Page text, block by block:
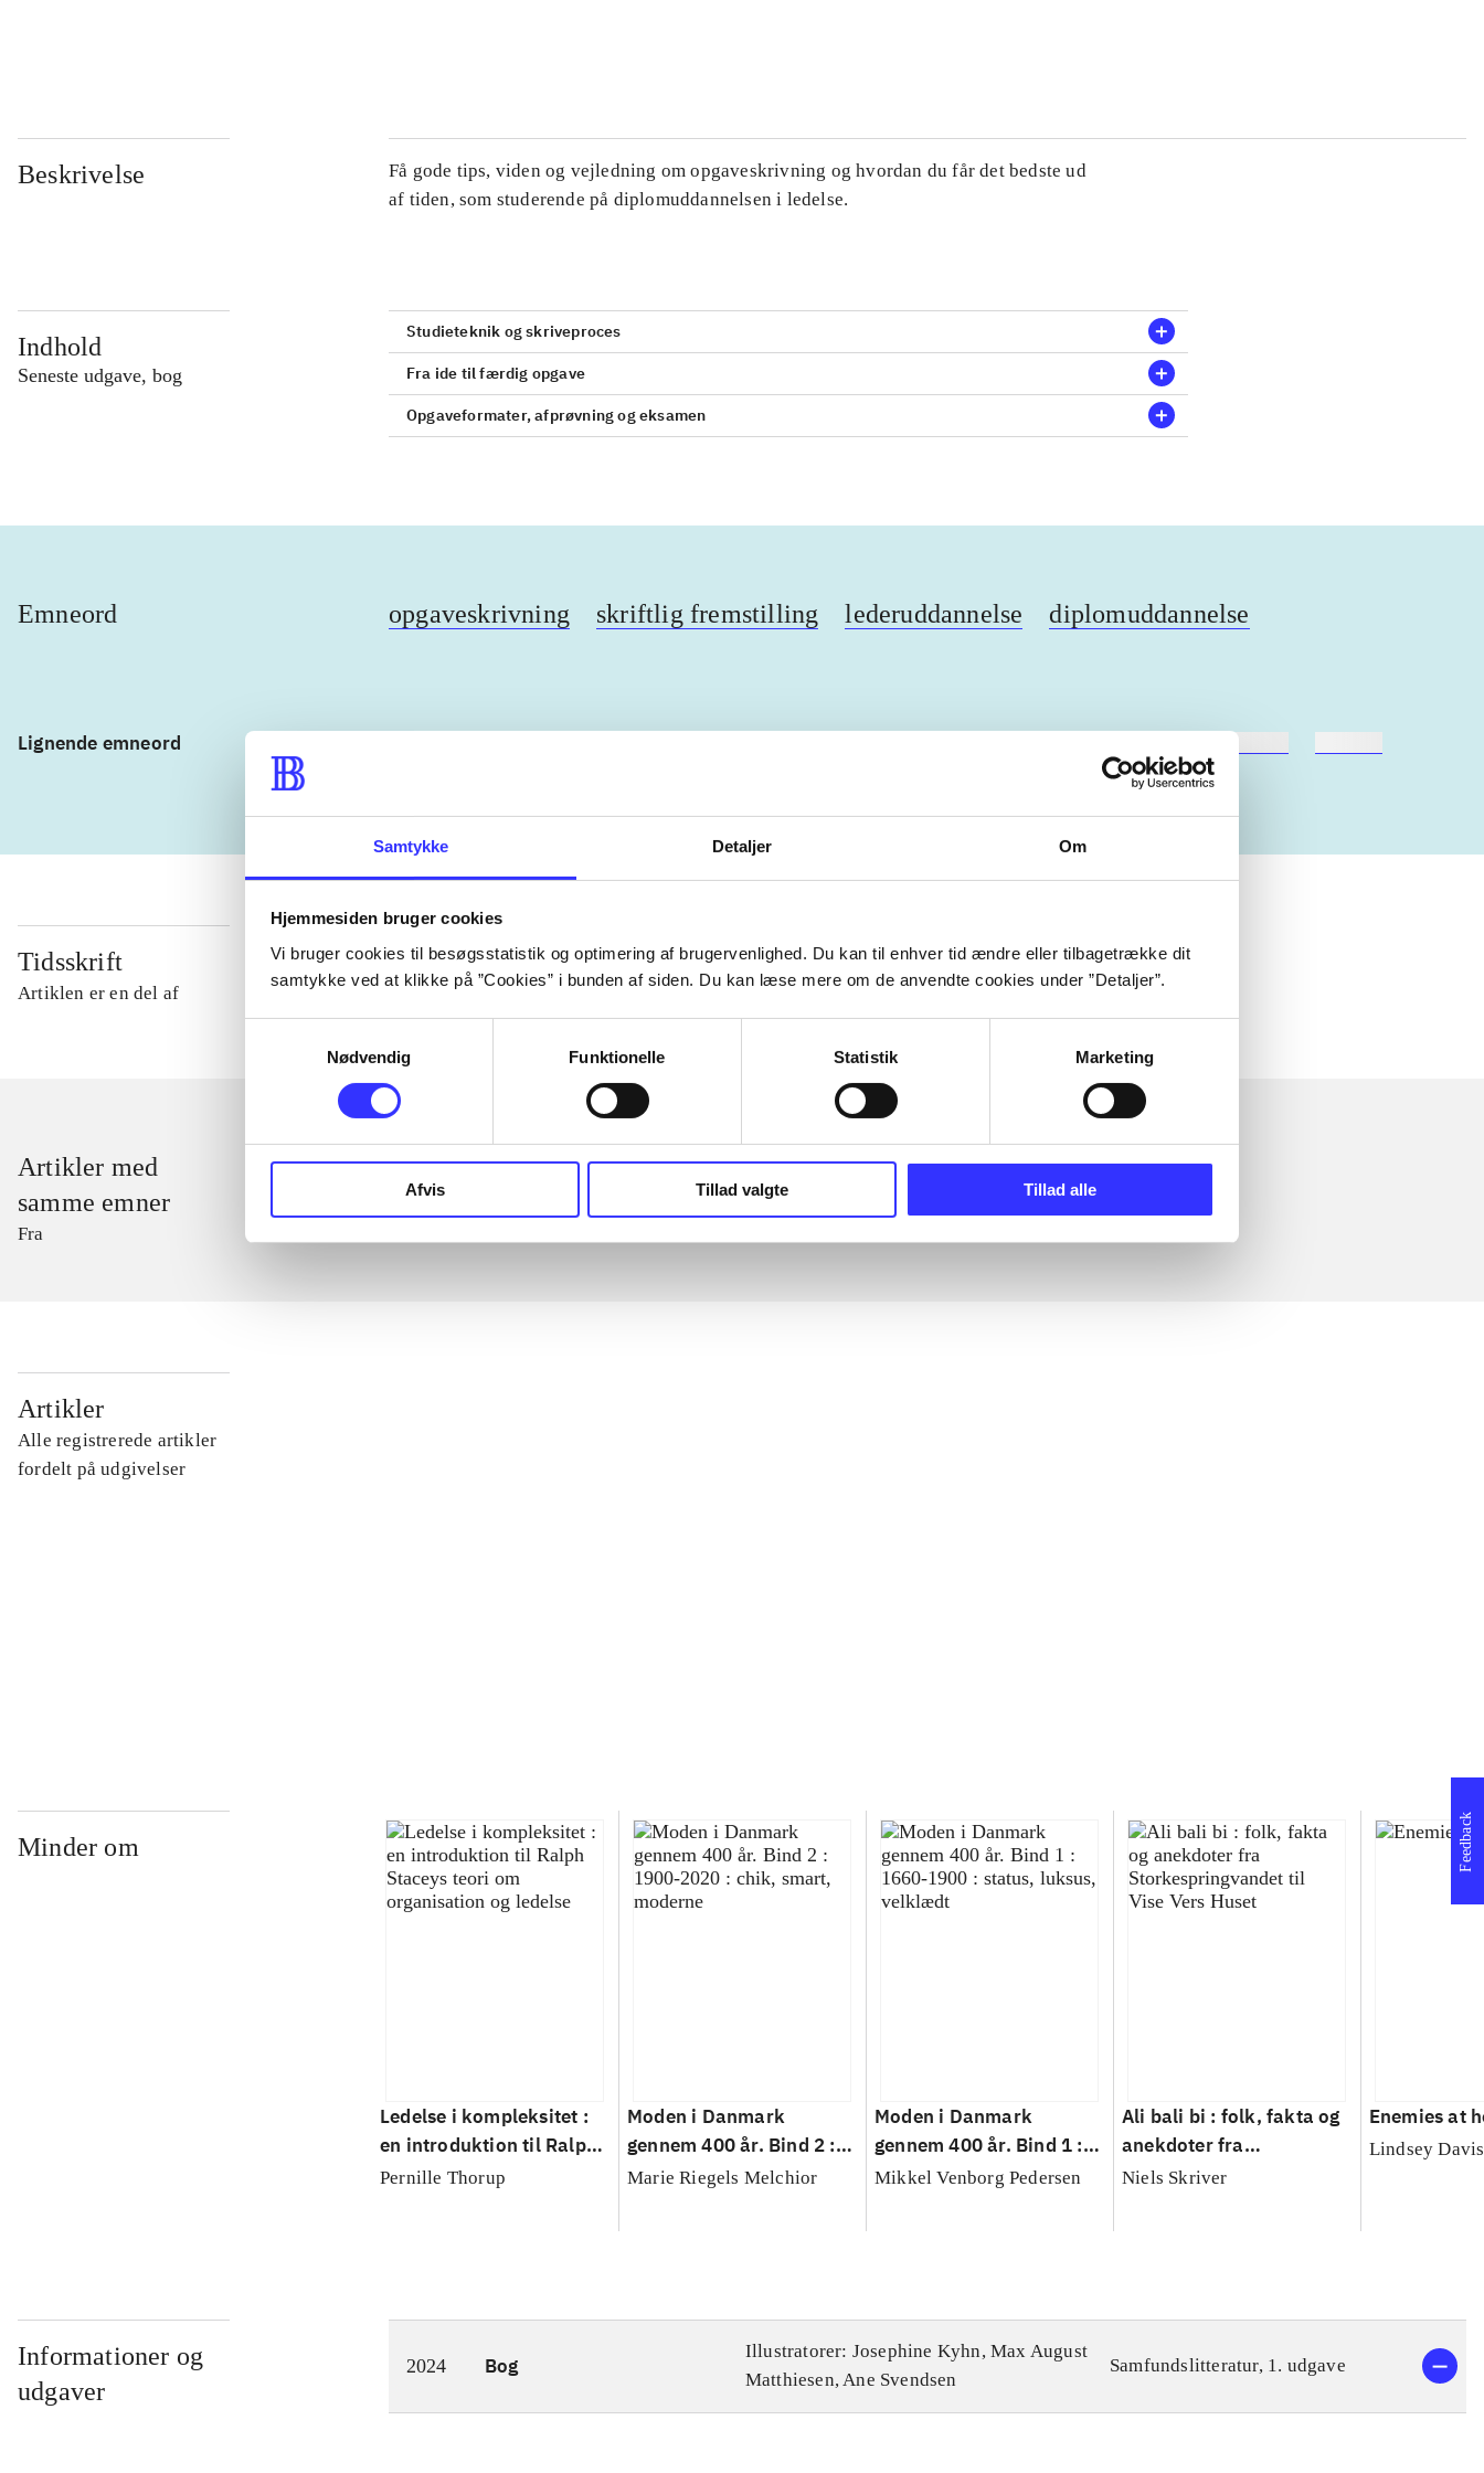
Samtykke Detaljer Om
Hjemmesiden bruger cookies
Vi bruger cookies til besøgsstatistik og optimering af brugervenlighed. Du kan til enhver tid ændre eller tilbagetrække dit
samtykke ved at klikke på ”Cookies” i bunden af siden. Du kan læse mere om de anvendte cookies under ”Detaljer”.
Nødvendig
Funktionelle Statistik Marketing
Afvis Tillad valgte Tillad alle
Beskrivelse
Få gode tips, viden og vejledning om opgaveskrivning og hvordan du får det bedste ud
af tiden, som studerende på diplomuddannelsen i ledelse.
Indhold
Seneste udgave, bog
Studieteknik og skriveproces
Fra ide til færdig opgave
Opgaveformater, afprøvning og eksamen
Emneord opgaveskrivning skriftlig fremstilling lederuddannelse diplomuddannelse
Lignende emneord
Tidsskrift
Artiklen er en del af
lorem ipsum dolor sit amet ...
Tidsskrift
Artikler med
samme emner
Fra
Artikler
Alle registrerede artikler
fordelt på udgivelser
Minder om
Ledelse i kompleksitet :
en introduktion til Ralph
Staceys teori om
Pernille Thorup
Moden i Danmark
gennem 400 år. Bind 2 :
1900-2020 : chik, smart,
Marie Riegels Melchior
Moden i Danmark
gennem 400 år. Bind 1 :
1660-1900 : status,
Mikkel Venborg Pedersen
Ali bali bi : folk, fakta og
anekdoter fra
Storkespringvandet til
Niels Skriver
Enemies at
Lindsey Davis
Informationer og
udgaver
2024 Bog
Illustratorer: Josephine Kyhn, Max August
Matthiesen, Ane Svendsen
Samfundslitteratur, 1. udgave
Feedback